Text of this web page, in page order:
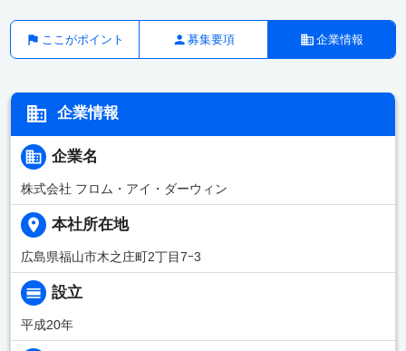
ここがポイント 募集要項 企業情報
企業情報
企業名
株式会社 フロム・アイ・ダーウィン
本社所在地
広島県福山市木之庄町2丁目7ｰ3
設立
平成20年